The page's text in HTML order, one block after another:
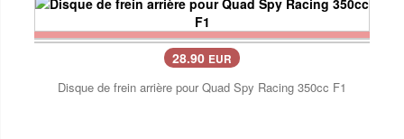
28.90 EUR
Disque de frein arrière pour Quad Spy Racing 350cc F1